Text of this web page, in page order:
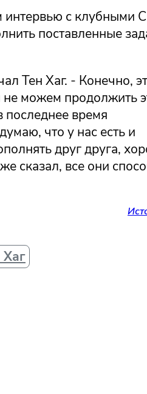
интервью с клубными
поставленные
Тен Хаг. - Конечно,
не можем продолжить
последнее время
что у нас есть и
друг друга,
сказал, все они